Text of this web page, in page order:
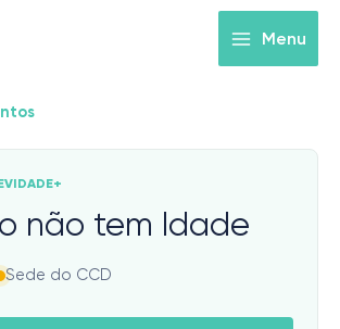
Menu
não tem Idade
Sede do CCD